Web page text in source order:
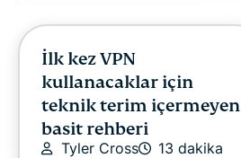
İlk kez VPN
kullanacaklar için
teknik terim içermeyen
basit rehberi
Tyler Cross 13 dakika